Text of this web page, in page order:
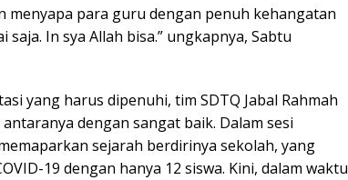
menyapa para guru dengan penuh kehangatan
In sya Allah bisa.” ungkapnya, Sabtu
yang harus dipenuhi, tim SDTQ Jabal Rahmah
dengan sangat baik. Dalam sesi
sejarah berdirinya sekolah, yang
19 dengan hanya 12 siswa. Kini, dalam waktu